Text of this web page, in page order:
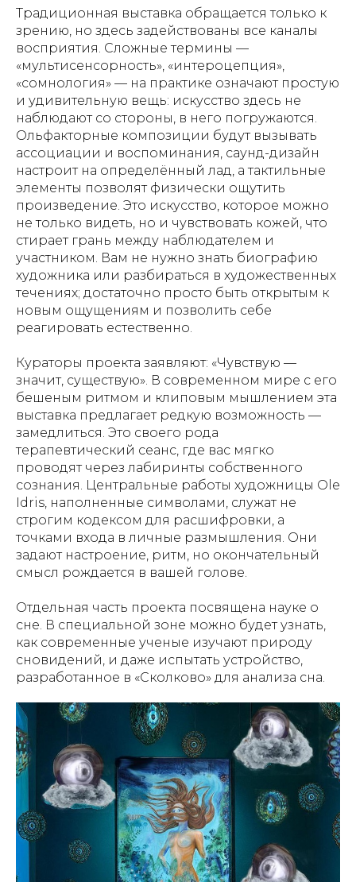
Традиционная выставка обращается только к
зрению, но здесь задействованы все каналы
восприятия. Сложные термины —
«мультисенсорность», «интероцепция»,
«сомнология» — на практике означают простую
и удивительную вещь: искусство здесь не
наблюдают со стороны, в него погружаются.
Ольфакторные композиции будут вызывать
ассоциации и воспоминания, саунд-дизайн
настроит на определённый лад, а тактильные
элементы позволят физически ощутить
произведение. Это искусство, которое можно
не только видеть, но и чувствовать кожей, что
стирает грань между наблюдателем и
участником. Вам не нужно знать биографию
художника или разбираться в художественных
течениях; достаточно просто быть открытым к
новым ощущениям и позволить себе
реагировать естественно.
Кураторы проекта заявляют: «Чувствую —
значит, существую». В современном мире с его
бешеным ритмом и клиповым мышлением эта
выставка предлагает редкую возможность —
замедлиться. Это своего рода
терапевтический сеанс, где вас мягко
проводят через лабиринты собственного
сознания. Центральные работы художницы Ole
Idris, наполненные символами, служат не
строгим кодексом для расшифровки, а
точками входа в личные размышления. Они
задают настроение, ритм, но окончательный
смысл рождается в вашей голове.
Отдельная часть проекта посвящена науке о
сне. В специальной зоне можно будет узнать,
как современные ученые изучают природу
сновидений, и даже испытать устройство,
разработанное в «Сколково» для анализа сна.